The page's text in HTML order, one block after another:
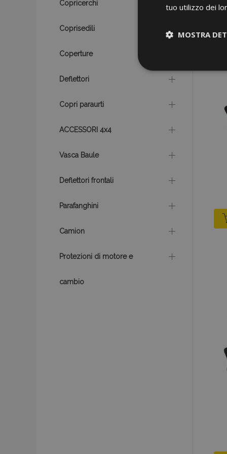
Copricerchi
Coprisedili
Coperture
Deflettori
Copri paraurti
ACCESSORI 4x4
Vasca Baule
Deflettori frontali
Parafanghini
Camion
Protezioni di motore e
cambio
tuo utilizzo dei
MOSTRA
necessari
I cookie
dell'account. Il sito
mage-cache-